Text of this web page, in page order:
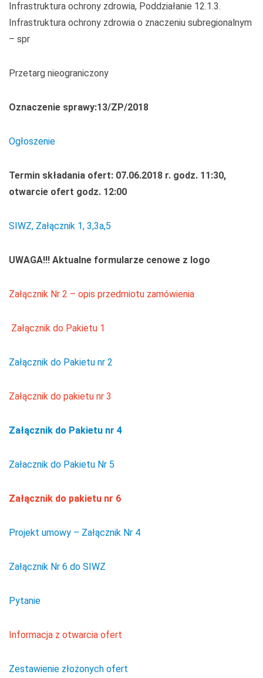
Infrastruktura ochrony zdrowia, Poddziałanie 12.1.3.
Infrastruktura ochrony zdrowia o znaczeniu subregionalnym
– spr
Przetarg nieograniczony
Oznaczenie sprawy:13/ZP/2018
Ogłoszenie
Termin składania ofert: 07.06.2018 r. godz. 11:30,
otwarcie ofert godz. 12:00
SIWZ, Załącznik 1, 3,3a,5
UWAGA!!! Aktualne formularze cenowe z logo
Załącznik Nr 2 – opis przedmiotu zamówienia
Załącznik do Pakietu 1
Załącznik do Pakietu nr 2
Załącznik do pakietu nr 3
Załącznik do Pakietu nr 4
Załacznik do Pakietu Nr 5
Załącznik do pakietu nr 6
Projekt umowy – Załącznik Nr 4
Załącznik Nr 6 do SIWZ
Pytanie
Informacja z otwarcia ofert
Zestawienie złożonych ofert